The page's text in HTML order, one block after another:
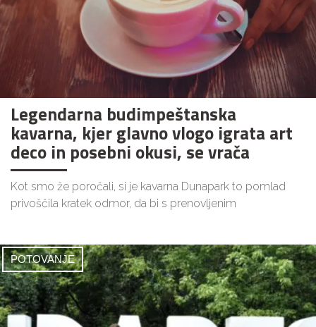
Legendarna budimpeštanska
kavarna, kjer glavno vlogo igrata art
deco in posebni okusi, se vrača
Kot smo že poročali, si je kavarna Dunapark to pomlad
privoščila kratek odmor, da bi s prenovljenim
POTOVANJE